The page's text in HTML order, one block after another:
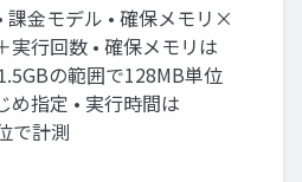
課金モデル • 確保メモリ×
実行回数 • 確保メモリは
の範囲で128MB単位
め指定 • 実行時間は
で計測